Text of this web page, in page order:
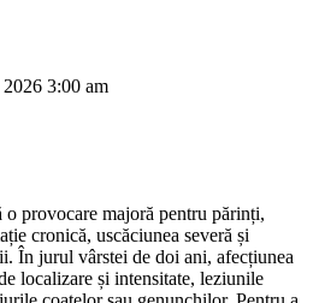
3:00 am
provocare majoră pentru părinți,
cronică, uscăciunea severă și
În jurul vârstei de doi ani, afecțiunea
localizare și intensitate, leziunile